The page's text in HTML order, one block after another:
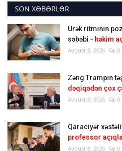
SON XƏBƏRLƏR
Ürək ritminin
səbəbi - həkim
Avqust 9, 2026 0
Zəng Trampın
dəqiqədən çox
Avqust 8, 2026 0
Qaraciyər
professor
Avqust 8, 2026 0